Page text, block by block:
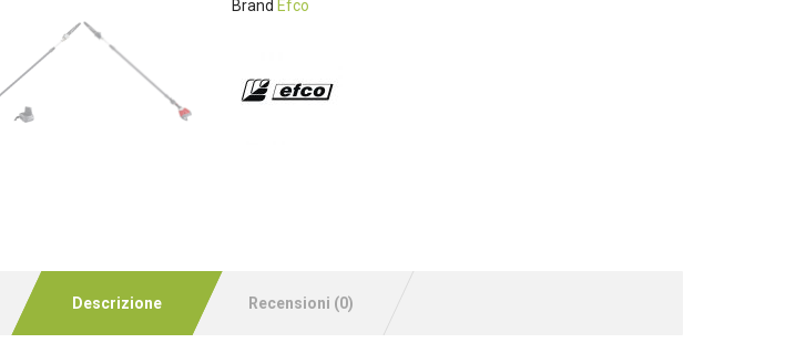
Brand Efco
Descrizione Recensioni (0)